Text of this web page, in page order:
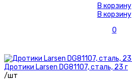
В корзину
В корзину
0
Дротики Larsen DG81107, сталь, 23 г
/шт